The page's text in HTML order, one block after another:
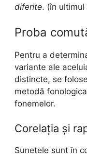
diferite. (în ultimul
Proba
Pentru a
variante ale
distincte, se
metodă
fonemelor.
Corelația și
Sunetele sunt în